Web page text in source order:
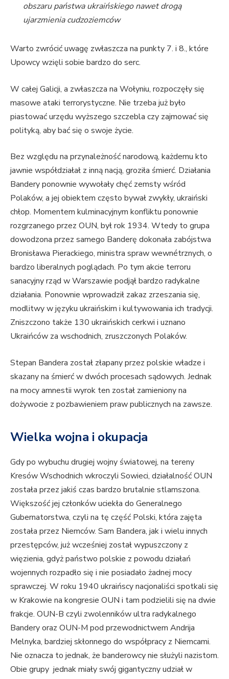
obszaru państwa ukraińskiego nawet drogą
ujarzmienia cudzoziemców
Warto zwrócić uwagę zwłaszcza na punkty 7. i 8., które
Upowcy wzięli sobie bardzo do serc.
W całej Galicji, a zwłaszcza na Wołyniu, rozpoczęły się
masowe ataki terrorystyczne. Nie trzeba już było
piastować urzędu wyższego szczebla czy zajmować się
polityką, aby bać się o swoje życie.
Bez względu na przynależność narodową, każdemu kto
jawnie współdziałał z inną nacją, groziła śmierć. Działania
Bandery ponownie wywołały chęć zemsty wśród
Polaków, a jej obiektem często bywał zwykły, ukraiński
chłop. Momentem kulminacyjnym konfliktu ponownie
rozgrzanego przez OUN, był rok 1934. Wtedy to grupa
dowodzona przez samego Banderę dokonała zabójstwa
Bronisława Pierackiego, ministra spraw wewnétrznych, o
bardzo liberalnych poglądach. Po tym akcie terroru
sanacyjny rząd w Warszawie podjął bardzo radykalne
działania. Ponownie wprowadził zakaz zrzeszania się,
modlitwy w języku ukraińskim i kultywowania ich tradycji.
Zniszczono także 130 ukraińskich cerkwi i uznano
Ukraińców za wschodnich, zruszczonych Polaków.
Stepan Bandera został złapany przez polskie władze i
skazany na śmierć w dwóch procesach sądowych. Jednak
na mocy amnestii wyrok ten został zamieniony na
dożywocie z pozbawieniem praw publicznych na zawsze.
Wielka wojna i okupacja
Gdy po wybuchu drugiej wojny światowej, na tereny
Kresów Wschodnich wkroczyli Sowieci, działalność OUN
została przez jakiś czas bardzo brutalnie stlamszona.
Większość jej członków uciekła do Generalnego
Gubernatorstwa, czyli na tę część Polski, która zajęta
została przez Niemców. Sam Bandera, jak i wielu innych
przestępców, już wcześniej został wypuszczony z
więzienia, gdyż państwo polskie z powodu działań
wojennych rozpadło się i nie posiadało żadnej mocy
sprawczej. W roku 1940 ukraińscy nacjonaliści spotkali się
w Krakowie na kongresie OUN i tam podzielili się na dwie
frakcje. OUN-B czyli zwolenników ultra radykalnego
Bandery oraz OUN-M pod przewodnictwem Andrija
Melnyka, bardziej skłonnego do współpracy z Niemcami.
Nie oznacza to jednak, że banderowcy nie służyli nazistom.
Obie grupy jednak miały swój gigantyczny udział w